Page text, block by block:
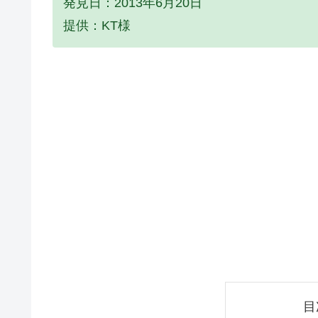
提供：KT様